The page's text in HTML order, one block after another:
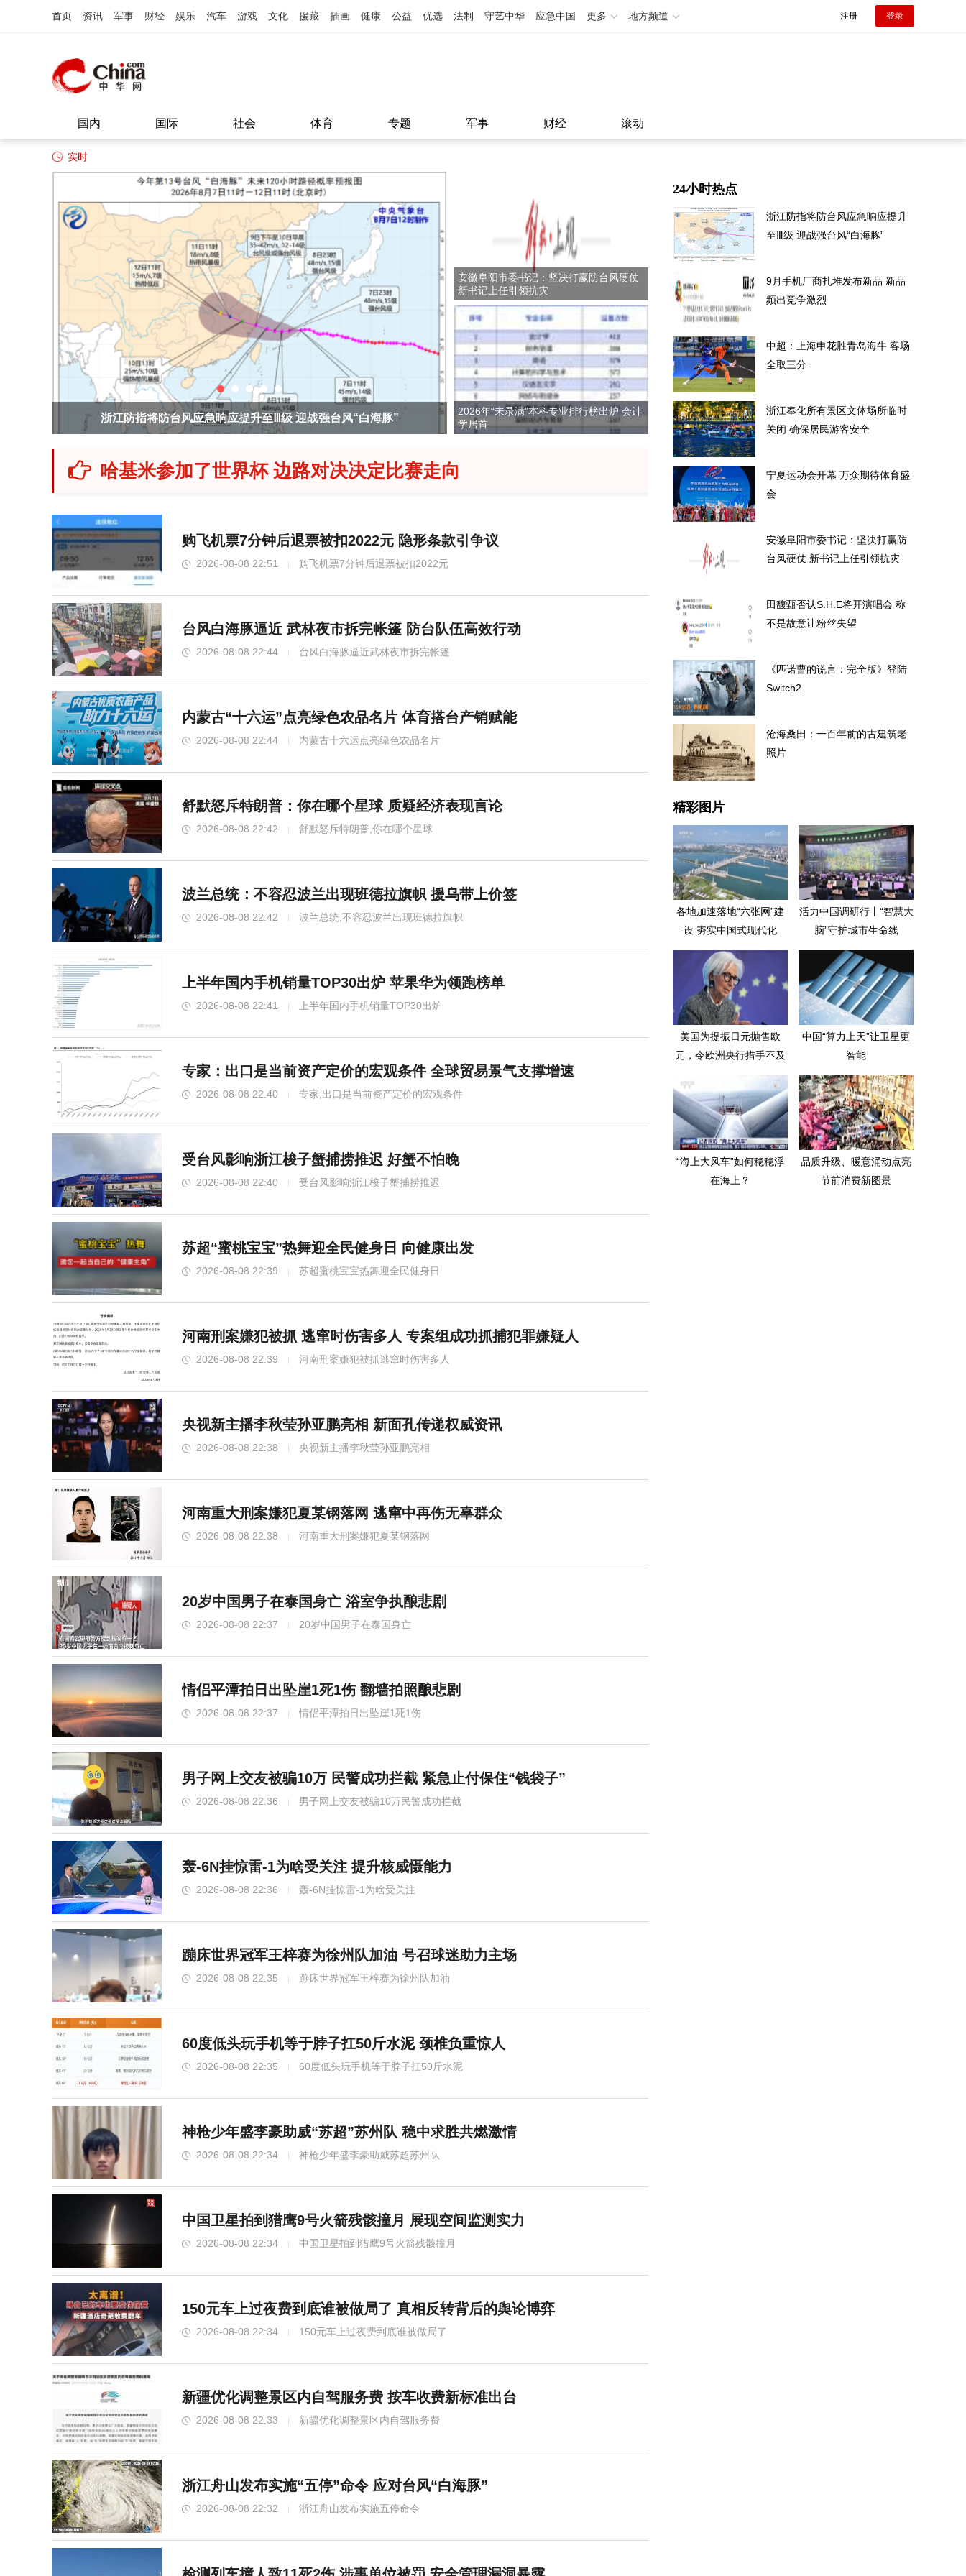
首页 资讯 军事 财经 娱乐 汽车 游戏 文化 援藏 插画 健康 公益 优选 法制 守艺中华 应急中国 更多 地方频道 注册 登录
国内 国际 社会 体育 专题 军事 财经 滚动
实时
9月手机厂商扎堆发布新品 新品频出竞争激烈 中超：上海申花胜青岛海牛 客场全取三分
安徽阜阳市委书记：坚决打赢防台风硬仗
新书记上任引领抗灾
2026年“未录满”本科专业排行榜出炉 会计
学居首
哈基米参加了世界杯 边路对决决定比赛走向
购飞机票7分钟后退票被扣2022元 隐形条款引争议
2026-08-08 22:51 购飞机票7分钟后退票被扣2022元
台风白海豚逼近 武林夜市拆完帐篷 防台队伍高效行动
2026-08-08 22:44 台风白海豚逼近武林夜市拆完帐篷
内蒙古“十六运”点亮绿色农品名片 体育搭台产销赋能
2026-08-08 22:44 内蒙古十六运点亮绿色农品名片
舒默怒斥特朗普：你在哪个星球 质疑经济表现言论
2026-08-08 22:42 舒默怒斥特朗普,你在哪个星球
波兰总统：不容忍波兰出现班德拉旗帜 援乌带上价签
2026-08-08 22:42 波兰总统,不容忍波兰出现班德拉旗帜
上半年国内手机销量TOP30出炉 苹果华为领跑榜单
2026-08-08 22:41 上半年国内手机销量TOP30出炉
专家：出口是当前资产定价的宏观条件 全球贸易景气支撑增速
2026-08-08 22:40 专家,出口是当前资产定价的宏观条件
受台风影响浙江梭子蟹捕捞推迟 好蟹不怕晚
2026-08-08 22:40 受台风影响浙江梭子蟹捕捞推迟
苏超“蜜桃宝宝”热舞迎全民健身日 向健康出发
2026-08-08 22:39 苏超蜜桃宝宝热舞迎全民健身日
河南刑案嫌犯被抓 逃窜时伤害多人 专案组成功抓捕犯罪嫌疑人
2026-08-08 22:39 河南刑案嫌犯被抓逃窜时伤害多人
央视新主播李秋莹孙亚鹏亮相 新面孔传递权威资讯
2026-08-08 22:38 央视新主播李秋莹孙亚鹏亮相
河南重大刑案嫌犯夏某钢落网 逃窜中再伤无辜群众
2026-08-08 22:38 河南重大刑案嫌犯夏某钢落网
20岁中国男子在泰国身亡 浴室争执酿悲剧
2026-08-08 22:37 20岁中国男子在泰国身亡
情侣平潭拍日出坠崖1死1伤 翻墙拍照酿悲剧
2026-08-08 22:37 情侣平潭拍日出坠崖1死1伤
男子网上交友被骗10万 民警成功拦截 紧急止付保住“钱袋子”
2026-08-08 22:36 男子网上交友被骗10万民警成功拦截
轰-6N挂惊雷-1为啥受关注 提升核威慑能力
2026-08-08 22:36 轰-6N挂惊雷-1为啥受关注
蹦床世界冠军王梓赛为徐州队加油 号召球迷助力主场
2026-08-08 22:35 蹦床世界冠军王梓赛为徐州队加油
60度低头玩手机等于脖子扛50斤水泥 颈椎负重惊人
2026-08-08 22:35 60度低头玩手机等于脖子扛50斤水泥
神枪少年盛李豪助威“苏超”苏州队 稳中求胜共燃激情
2026-08-08 22:34 神枪少年盛李豪助威苏超苏州队
中国卫星拍到猎鹰9号火箭残骸撞月 展现空间监测实力
2026-08-08 22:34 中国卫星拍到猎鹰9号火箭残骸撞月
150元车上过夜费到底谁被做局了 真相反转背后的舆论博弈
2026-08-08 22:34 150元车上过夜费到底谁被做局了
新疆优化调整景区内自驾服务费 按车收费新标准出台
2026-08-08 22:33 新疆优化调整景区内自驾服务费
浙江舟山发布实施“五停”命令 应对台风“白海豚”
2026-08-08 22:32 浙江舟山发布实施五停命令
24小时热点
浙江防指将防台风应急响应提升
至Ⅲ级 迎战强台风“白海豚”
9月手机厂商扎堆发布新品 新品
频出竞争激烈
中超：上海申花胜青岛海牛 客场
全取三分
浙江奉化所有景区文体场所临时
关闭 确保居民游客安全
宁夏运动会开幕 万众期待体育盛
会
安徽阜阳市委书记：坚决打赢防
台风硬仗 新书记上任引领抗灾
田馥甄否认S.H.E将开演唱会 称
不是故意让粉丝失望
《匹诺曹的谎言：完全版》登陆
Switch2
沧海桑田：一百年前的古建筑老
照片
精彩图片
各地加速落地“六张网”建
设 夯实中国式现代化
活力中国调研行丨“智慧大
脑”守护城市生命线
美国为提振日元抛售欧
元，令欧洲央行措手不及
中国“算力上天”让卫星更
智能
“海上大风车”如何稳稳浮
在海上？
品质升级、暖意涌动点亮
节前消费新图景